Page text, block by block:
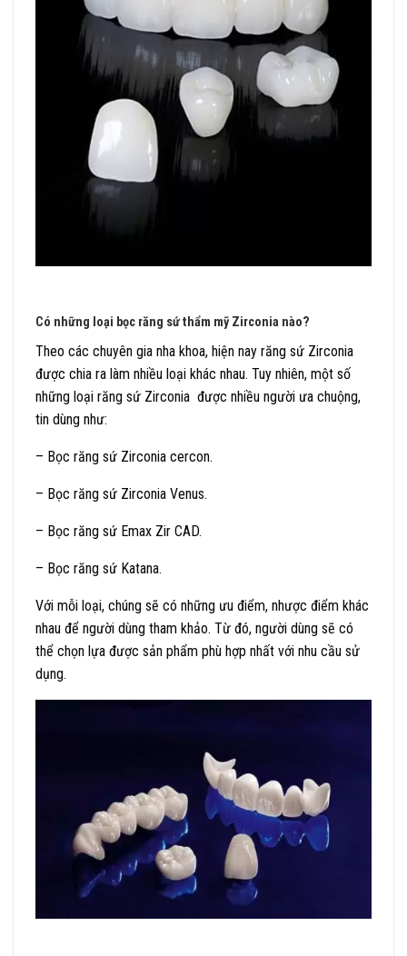
Có những loại bọc răng sứ thẩm mỹ Zirconia nào?
Theo các chuyên gia nha khoa, hiện nay răng sứ Zirconia
được chia ra làm nhiều loại khác nhau. Tuy nhiên, một số
những loại răng sứ Zirconia được nhiều người ưa chuộng,
tin dùng như:
– Bọc răng sứ Zirconia cercon.
– Bọc răng sứ Zirconia Venus.
– Bọc răng sứ Emax Zir CAD.
– Bọc răng sứ Katana.
Với mỗi loại, chúng sẽ có những ưu điểm, nhược điểm khác
nhau để người dùng tham khảo. Từ đó, người dùng sẽ có
thể chọn lựa được sản phẩm phù hợp nhất với nhu cầu sử
dụng.